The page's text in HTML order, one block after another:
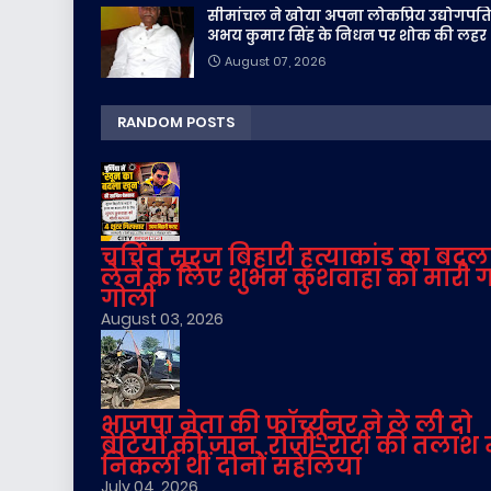
सीमांचल ने खोया अपना लोकप्रिय
अभय कुमार सिंह के निधन पर शोक की लहर
August 07, 2026
RANDOM POSTS
चर्चित सूरज बिहारी हत्याकांड का
लेने के लिए शुभम कुशवाहा को मारी
गोली
August 03, 2026
भाजपा नेता की फॉर्च्यूनर ने ले ली दो
बेटियों की जान, रोजी-रोटी की तलाश
निकली थीं दोनों सहेलियां
July 04, 2026